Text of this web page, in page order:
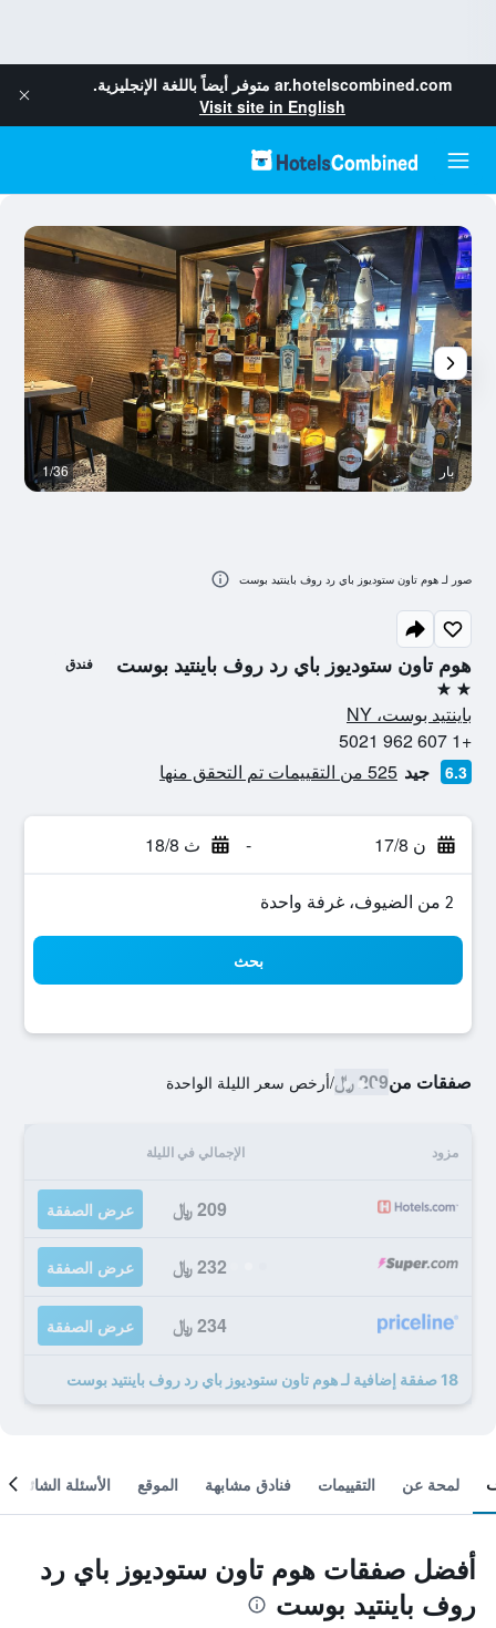
ar.hotelscombined.com متوفر أيضاً باللغة الإنجليزية.
Visit site in English
هوم تاون ستوديوز باي رد روف باينتيد بوست فندق
2 نجمتين
باينتيد بوست، NY
+1 607 962 5021
6.3 جيد 525 من التقييمات تم التحقق منها
ن 17/8 - ث 18/8
2 من الضيوف، غرفة واحدة
بحث
صفقات من209 ﷼ /أرخص سعر الليلة الواحدة
مزود الإجمالي في الليلة
209 ﷼ عرض الصفقة
232 ﷼ عرض الصفقة
234 ﷼ عرض الصفقة
18 صفقة إضافية لـ هوم تاون ستوديوز باي رد روف باينتيد بوست
بار 1/36
صور لـ هوم تاون ستوديوز باي رد روف باينتيد بوست
لمحة عن التقييمات فنادق مشابهة الموقع الأسئلة الشائعة
أفضل صفقات هوم تاون ستوديوز باي رد
روف باينتيد بوست